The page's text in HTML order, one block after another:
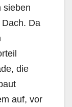
sieben
Da
die
auf, vor